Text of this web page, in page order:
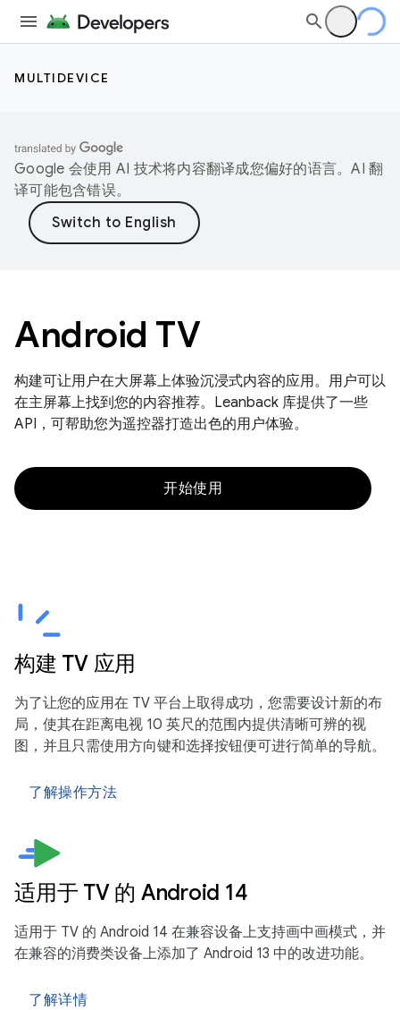
MULTIDEVICE
Google 会使用 AI 技术将内容翻译成您偏好的语言。AI 翻
译可能包含错误。
Android TV
构建可让用户在大屏幕上体验沉浸式内容的应用。用户可以
在主屏幕上找到您的内容推荐。Leanback 库提供了一些
API，可帮助您为遥控器打造出色的用户体验。
开始使用
构建 TV 应用
为了让您的应用在 TV 平台上取得成功，您需要设计新的布
局，使其在距离电视 10 英尺的范围内提供清晰可辨的视
图，并且只需使用方向键和选择按钮便可进行简单的导航。
了解操作方法
适用于 TV 的 Android 14
适用于 TV 的 Android 14 在兼容设备上支持画中画模式，并
在兼容的消费类设备上添加了 Android 13 中的改进功能。
了解详情